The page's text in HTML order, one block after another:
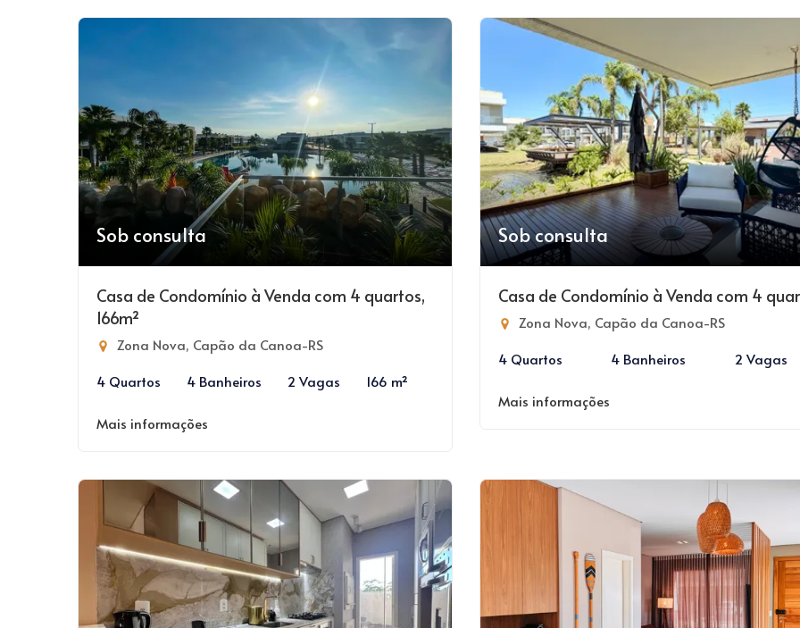
Sob consulta
Casa de Condomínio à Venda com 4 quartos,
166m²
Zona Nova, Capão da Canoa-RS
4 Quartos
4 Banheiros 2 Vagas 166 m²
Mais informações
Sob consulta
Casa de Condomínio à Venda com 4
Zona Nova, Capão da Canoa-RS
4 Quartos
4 Banheiros 2 Vagas
Mais informações